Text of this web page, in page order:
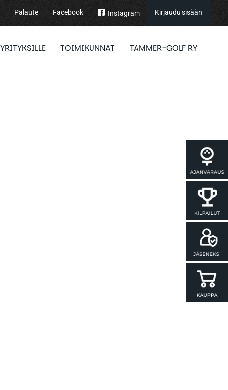
Palaute Facebook Instagram Kirjaudu sisään
YRITYKSILLE TOIMIKUNNAT TAMMER-GOLF RY